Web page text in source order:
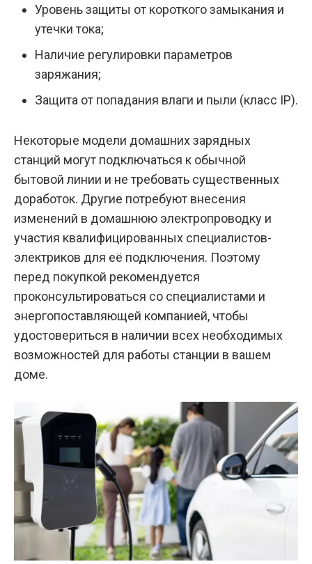
Уровень защиты от короткого замыкания и
утечки тока;
Наличие регулировки параметров
заряжания;
Защита от попадания влаги и пыли (класс IP).
Некоторые модели домашних зарядных
станций могут подключаться к обычной
бытовой линии и не требовать существенных
доработок. Другие потребуют внесения
изменений в домашнюю электропроводку и
участия квалифицированных специалистов-
электриков для её подключения. Поэтому
перед покупкой рекомендуется
проконсультироваться со специалистами и
энергопоставляющей компанией, чтобы
удостовериться в наличии всех необходимых
возможностей для работы станции в вашем
доме.